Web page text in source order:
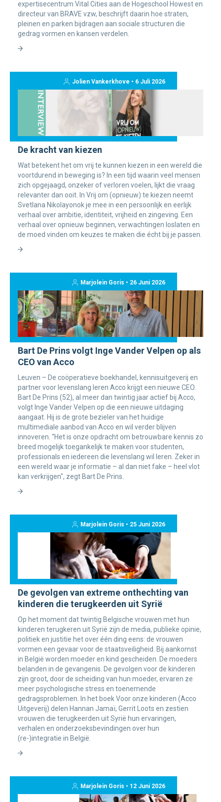
expertisecentrum Vital Cities aan de Hogeschool Howest en
directeur van BRAVE vzw, beschrijft daarin hoe straten,
pleinen en parken bijdragen aan sociale structuren die
gedrag vormen en kansen verdelen.
Jolien Vankerkhove • 6 Juli 2026
De kracht van kiezen
Wat betekent het om vrij te kunnen kiezen in een wereld die
voortdurend in beweging is? In een tijd waarin veel mensen
zich opgejaagd, onzeker of verloren voelen, lijkt die vraag
relevanter dan ooit. In Vrij om (opnieuw) te kiezen neemt
Svetlana Nikolayonok je mee in een persoonlijk en eerlijk
verhaal over ambitie, identiteit, vrijheid en zingeving. Een
verhaal over opnieuw beginnen, verwachtingen loslaten en
de moed vinden om keuzes te maken die écht bij je passen.
Marjolein Goris • 26 Juni 2026
Bart De Prins volgt Inge Vander Velpen op als
CEO van Acco
Leuven – De coöperatieve boekhandel, kennisuitgeverij en
partner voor levenslang leren Acco krijgt een nieuwe CEO.
Bart De Prins (52), al meer dan twintig jaar actief bij Acco,
volgt Inge Vander Velpen op die een nieuwe uitdaging
aangaat. Hij is de grote bezieler van het huidige
multimediale aanbod van Acco en wil verder blijven
innoveren. “Het is onze opdracht om betrouwbare kennis zo
breed mogelijk toegankelijk te maken voor studenten,
professionals en iedereen die levenslang wil leren. Zeker in
een wereld waar je informatie – al dan niet fake – heel vlot
kan verkrijgen", zegt Bart De Prins.
Marjolein Goris • 25 Juni 2026
De gevolgen van extreme onthechting van
kinderen die terugkeerden uit Syrië
Op het moment dat twintig Belgische vrouwen met hun
kinderen terugkeren uit Syrië zijn de media, publieke opinie,
politiek en justitie het over één ding eens: de vrouwen
vormen een gevaar voor de staatsveiligheid. Bij aankomst
in België worden moeder en kind gescheiden. De moeders
belanden in de gevangenis. De gevolgen voor de kinderen
zijn groot, door de scheiding van hun moeder, ervaren ze
meer psychologische stress en toenemende
gedragsproblemen. In het boek Voor onze kinderen (Acco
Uitgeverij) delen Hannan Jamaï, Gerrit Loots en zestien
vrouwen die terugkeerden uit Syrië hun ervaringen,
verhalen en onderzoeksbevindingen over hun
(re-)integratie in België.
Marjolein Goris • 12 Juni 2026